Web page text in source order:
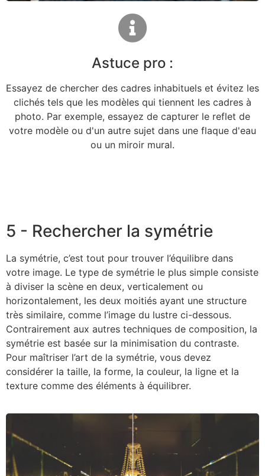
Astuce pro :
Essayez de chercher des cadres inhabituels et évitez les
clichés tels que les modèles qui tiennent les cadres à
photo. Par exemple, essayez de capturer le reflet de
votre modèle ou d'un autre sujet dans une flaque d'eau
ou un miroir mural.
5 - Rechercher la symétrie
La symétrie, c’est tout pour trouver l’équilibre dans
votre image. Le type de symétrie le plus simple consiste
à diviser la scène en deux, verticalement ou
horizontalement, les deux moitiés ayant une structure
très similaire, comme l’image du lustre ci-dessous.
Contrairement aux autres techniques de composition, la
symétrie est basée sur la minimisation du contraste.
Pour maîtriser l’art de la symétrie, vous devez
considérer la taille, la forme, la couleur, la ligne et la
texture comme des éléments à équilibrer.